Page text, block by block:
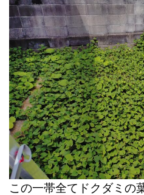
この一帯全てドクダミの